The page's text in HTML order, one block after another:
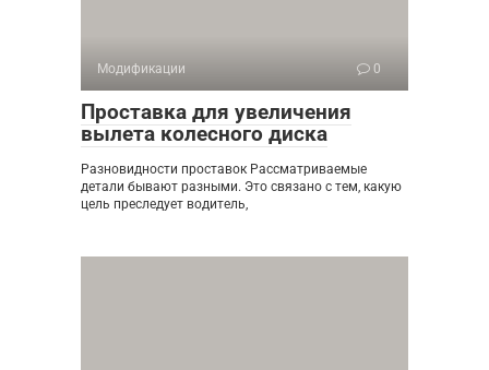
Модификации 0
Проставка для увеличения
вылета колесного диска
Разновидности проставок Рассматриваемые
детали бывают разными. Это связано с тем, какую
цель преследует водитель,